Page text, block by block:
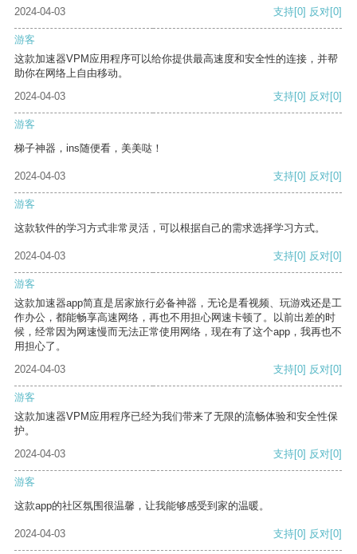
2024-04-03 支持[0] 反对[0]
游客
这款加速器VPM应用程序可以给你提供最高速度和安全性的连接，并帮
助你在网络上自由移动。
2024-04-03
支持[0] 反对[0]
游客
梯子神器，ins随便看，美美哒！
2024-04-03 支持[0] 反对[0]
游客
这款软件的学习方式非常灵活，可以根据自己的需求选择学习方式。
2024-04-03 支持[0] 反对[0]
游客
这款加速器app简直是居家旅行必备神器，无论是看视频、玩游戏还是工
作办公，都能畅享高速网络，再也不用担心网速卡顿了。以前出差的时
候，经常因为网速慢而无法正常使用网络，现在有了这个app，我再也不
用担心了。
2024-04-03
支持[0] 反对[0]
游客
这款加速器VPM应用程序已经为我们带来了无限的流畅体验和安全性保
护。
2024-04-03
支持[0] 反对[0]
游客
这款app的社区氛围很温馨，让我能够感受到家的温暖。
2024-04-03 支持[0] 反对[0]